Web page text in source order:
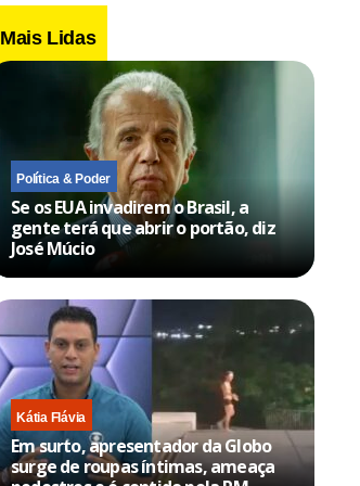
Mais Lidas
Política & Poder
Se os EUA invadirem o Brasil, a
gente terá que abrir o portão, diz
José Múcio
Kátia Flávia
Em surto, apresentador da Globo
surge de roupas íntimas, ameaça